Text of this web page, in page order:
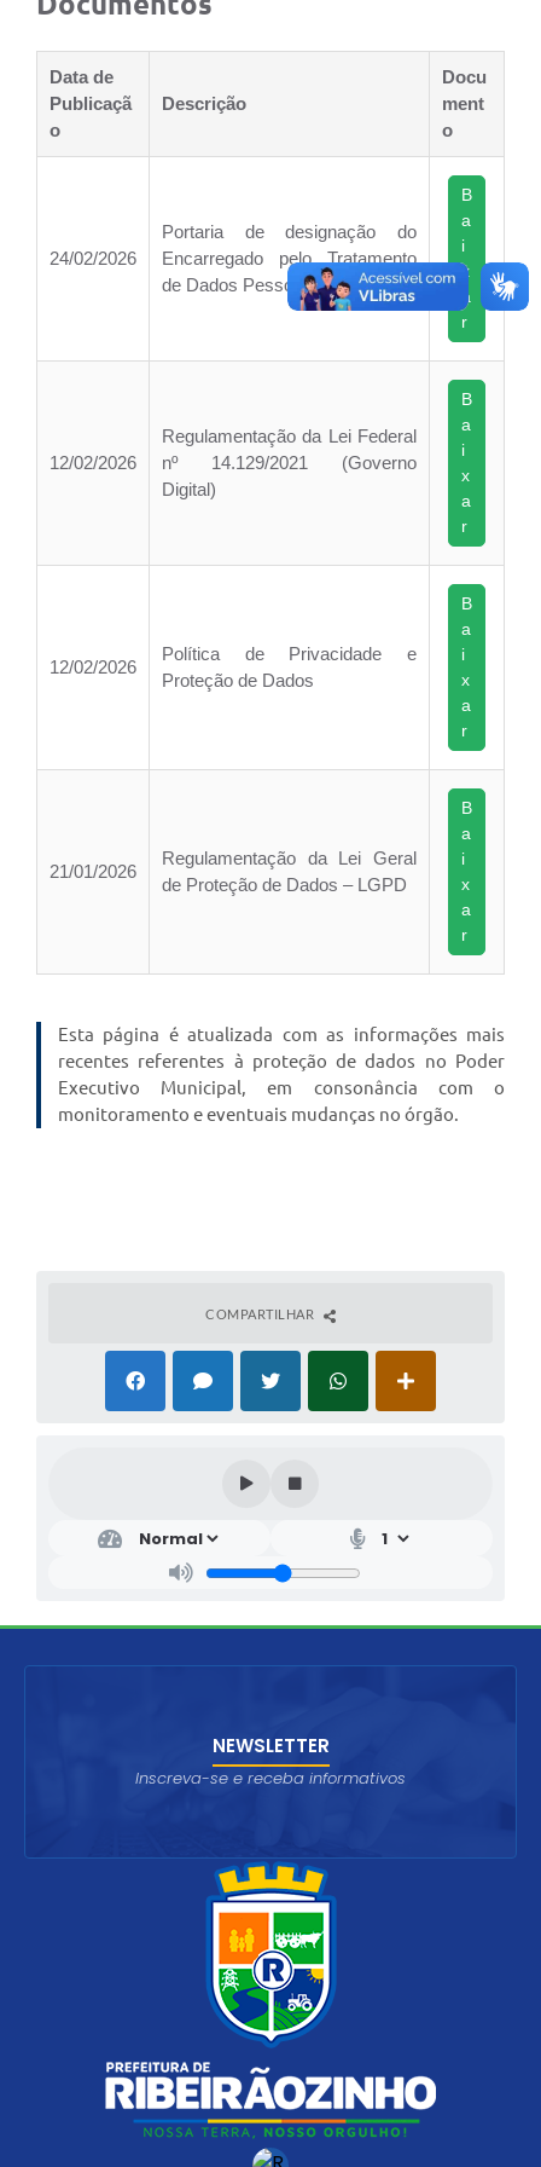
Data de
Publicaçã
o
Descrição
Docu
ment
o
24/02/2026
Portaria de designação do
Encarregado pelo Tratamento
de Dados Pessoais
B
a
i
x
a
r
12/02/2026
Regulamentação da Lei Federal
nº 14.129/2021 (Governo
Digital)
B
a
i
x
a
r
12/02/2026
Política de Privacidade e
Proteção de Dados
B
a
i
x
a
r
21/01/2026
Regulamentação da Lei Geral
de Proteção de Dados – LGPD
B
a
i
x
a
r
Esta página é atualizada com as informações mais
recentes referentes à proteção de dados no Poder
Executivo Municipal, em consonância com o
monitoramento e eventuais mudanças no órgão.
COMPARTILHAR
NEWSLETTER
Inscreva-se e receba informativos